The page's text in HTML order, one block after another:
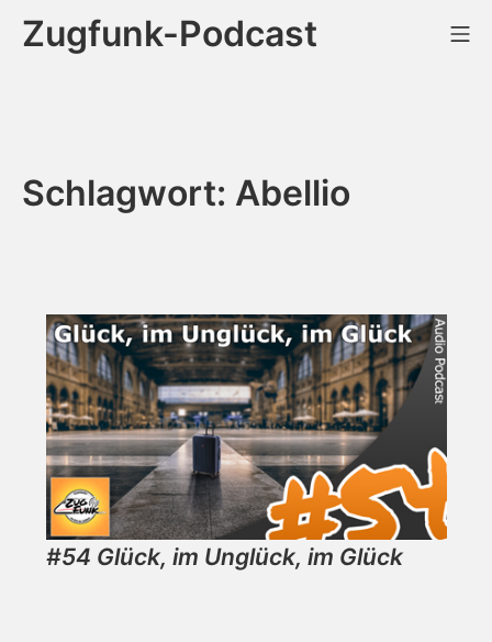
InhaltZugfunk-Podcast
Schlagwort: Abellio
#54 Glück, im Unglück, im Glück